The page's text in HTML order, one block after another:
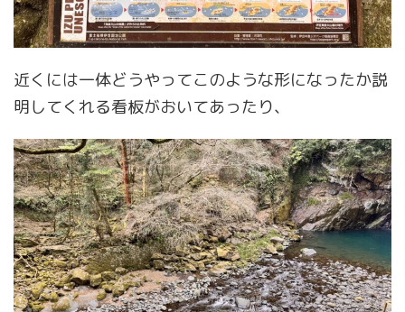
近くには一体どうやってこのような形になったか説
明してくれる看板がおいてあったり、